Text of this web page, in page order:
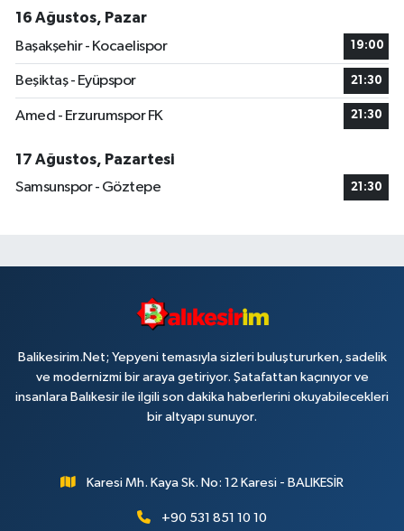
16 Ağustos, Pazar
Başakşehir - Kocaelispor
19:00
Beşiktaş - Eyüpspor 21:30
Amed - Erzurumspor FK 21:30
17 Ağustos, Pazartesi
Samsunspor - Göztepe
21:30
Balikesirim.Net; Yepyeni temasıyla sizleri buluştururken, sadelik
ve modernizmi bir araya getiriyor. Şatafattan kaçınıyor ve
insanlara Balıkesir ile ilgili son dakika haberlerini okuyabilecekleri
bir altyapı sunuyor.
Karesi Mh. Kaya Sk. No: 12 Karesi - BALIKESİR
+90 531 851 10 10